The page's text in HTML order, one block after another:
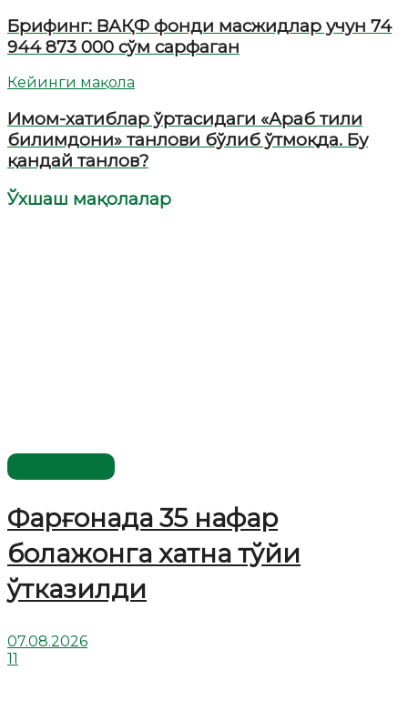
Брифинг: ВАҚФ фонди масжидлар учун 74
944 873 000 сўм сарфаган
Кейинги мақола
Имом-хатиблар ўртасидаги «Араб тили
билимдони» танлови бўлиб ўтмоқда. Бу
қандай танлов?
Ўхшаш мақолалар
Фарғонада 35 нафар
болажонга хатна тўйи
ўтказилди
07.08.2026
11